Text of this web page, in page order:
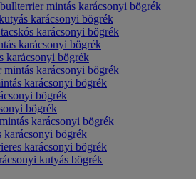
mintás karácsonyi bögrék
karácsonyi bögrék
karácsonyi bögrék
karácsonyi bögrék
karácsonyi bögrék
mintás karácsonyi bögrék
karácsonyi bögrék
bögrék
bögrék
karácsonyi bögrék
karácsonyi bögrék
karácsonyi bögrék
kutyás bögrék